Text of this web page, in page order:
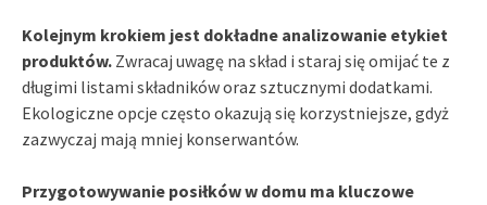
Kolejnym krokiem jest dokładne analizowanie etykiet
produktów. Zwracaj uwagę na skład i staraj się omijać te z
długimi listami składników oraz sztucznymi dodatkami.
Ekologiczne opcje często okazują się korzystniejsze, gdyż
zazwyczaj mają mniej konserwantów.
Przygotowywanie posiłków w domu ma kluczowe